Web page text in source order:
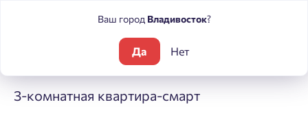
Речные кварталы
3-комнатная квартира-смарт
Ваш город Владивосток?
Да Нет